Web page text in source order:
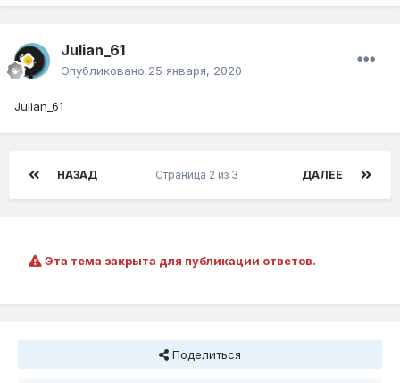
Julian_61
Опубликовано 25 января, 2020
Julian_61
НАЗАД ДАЛЕЕ
Страница 2 из 3
Эта тема закрыта для публикации ответов.
Поделиться